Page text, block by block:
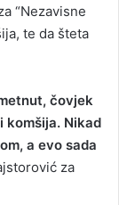
“Nezavisne
te da šteta
čovjek
komšija. Nikad
a evo sada
za